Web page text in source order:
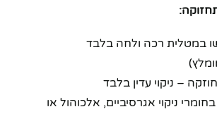
במטלית רכה ולחה בלבד
– ניקוי עדין בלבד
ניקוי אגרסיביים, אלכוהול או